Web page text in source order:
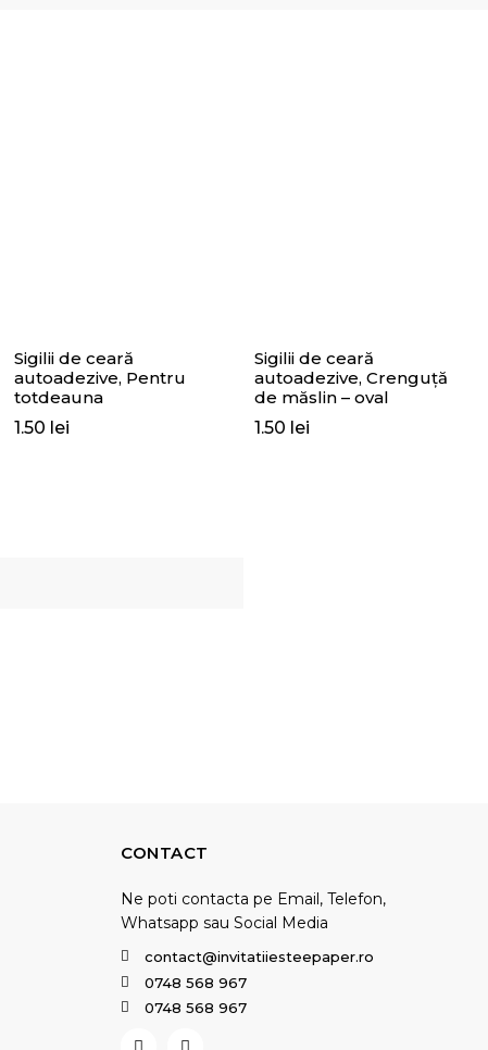
Sigilii de ceară
autoadezive, Pentru
totdeauna
1.50 lei
Sigilii de ceară
autoadezive, Crenguță
de măslin – oval
1.50 lei
CONTACT
Ne poti contacta pe Email, Telefon,
Whatsapp sau Social Media
contact@invitatiiesteepaper.ro
0748 568 967
0748 568 967